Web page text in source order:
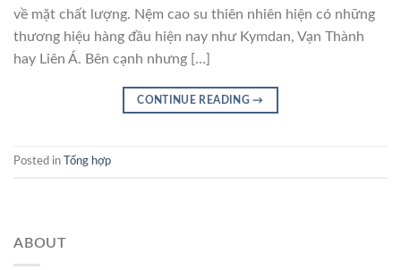
về mặt chất lượng. Nệm cao su thiên nhiên hiện có những
thương hiệu hàng đầu hiện nay như Kymdan, Vạn Thành
hay Liên Á. Bên cạnh nhưng […]
CONTINUE READING→
Posted in Tổng hợp
ABOUT